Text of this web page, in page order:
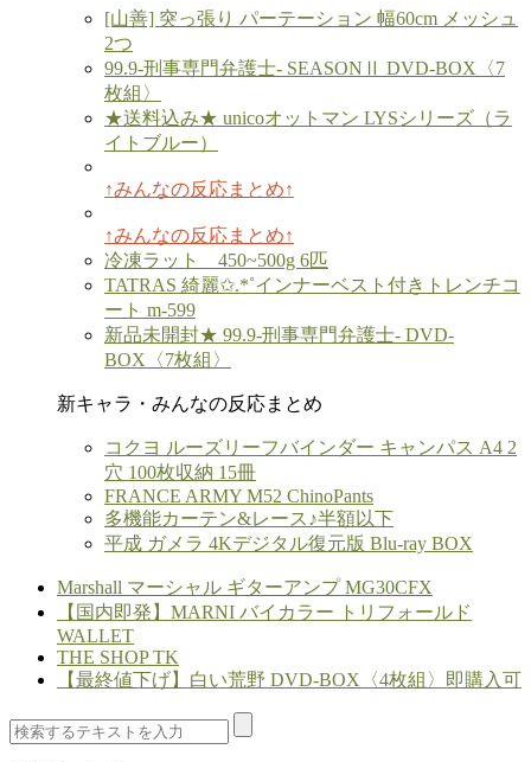
[山善] 突っ張り パーテーション 幅60cm メッシュ
2つ
99.9-刑事専門弁護士- SEASONⅡ DVD-BOX〈7
枚組〉
★送料込み★ unicoオットマン LYSシリーズ（ラ
イトブルー）
↑みんなの反応まとめ↑
↑みんなの反応まとめ↑
冷凍ラット 450~500g 6匹
TATRAS 綺麗✩.*˚インナーベスト付きトレンチコ
ート m-599
新品未開封★ 99.9-刑事専門弁護士- DVD-
BOX〈7枚組〉
新キャラ・みんなの反応まとめ
コクヨ ルーズリーフバインダー キャンパス A4 2
穴 100枚収納 15冊
FRANCE ARMY M52 ChinoPants
多機能カーテン&レース♪半額以下
平成 ガメラ 4Kデジタル復元版 Blu-ray BOX
Marshall マーシャル ギターアンプ MG30CFX
【国内即発】MARNI バイカラー トリフォールド
WALLET
THE SHOP TK
【最終値下げ】白い荒野 DVD-BOX〈4枚組〉即購入可